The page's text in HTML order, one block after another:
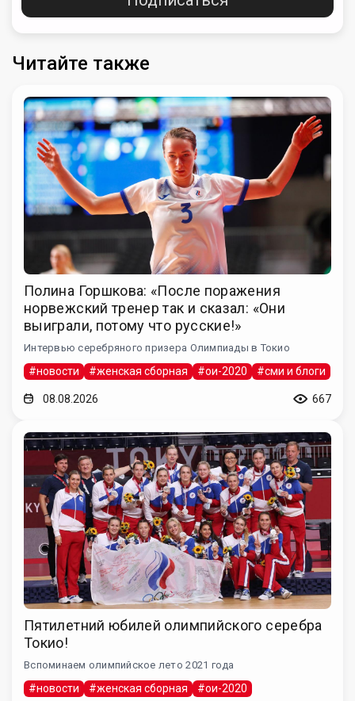
Читайте также
Полина Горшкова: «После поражения
норвежский тренер так и сказал: «Они
выиграли, потому что русские!»
Интервью серебряного призера Олимпиады в Токио
#новости #женская сборная #ои-2020 #сми и блоги
08.08.2026 667
Пятилетний юбилей олимпийского серебра
Токио!
Вспоминаем олимпийское лето 2021 года
#новости #женская сборная #ои-2020